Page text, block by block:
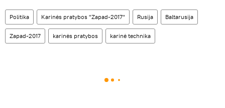
Politika Karinės pratybos "Zapad-2017" Rusija Baltarusija
Zapad-2017 karinės pratybos karinė technika